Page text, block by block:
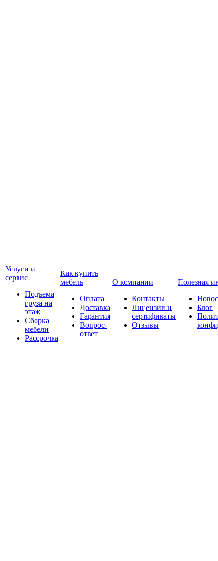
Услуги и
сервис
Подъема
груза на
этаж
Сборка
мебели
Рассрочка
Как купить
мебель
Оплата
Доставка
Гарантия
Вопрос-
ответ
О компании
Контакты
Лицензии и
сертификаты
Отзывы
Полезная
Блог